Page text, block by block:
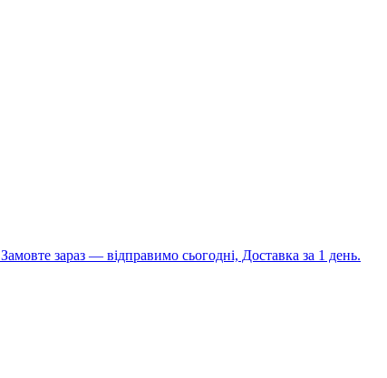
зараз — відправимо сьогодні, Доставка за 1 день.